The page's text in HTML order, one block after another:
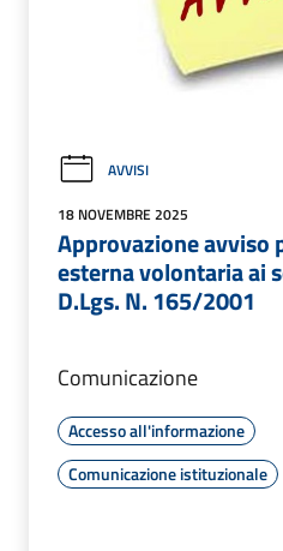
AVVISI
18 NOVEMBRE 2025
Approvazione
esterna volontaria ai
D.Lgs. N. 165/2001
Comunicazione
Accesso all'informazione
Comunicazione istituzionale